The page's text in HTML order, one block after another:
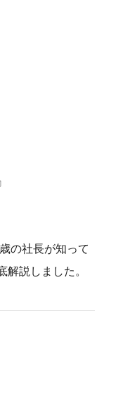
の社長が知って
説しました。